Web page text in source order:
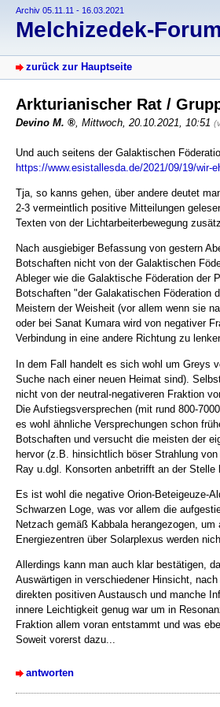
Archiv 05.11.11 - 16.03.2021
Melchizedek-
zurück zur Hauptseite
Arkturianischer Rat /
Devino M. , Mittwoch, 20.10.2021, 10:51
Und auch seitens der Galaktischen
https://www.esistallesda.de/2021/09/19/wir-
Tja, so kanns gehen, über andere deutet
2-3 vermeintlich positive Mitteilungen
Texten von der Lichtarbeiterbewegung
Nach ausgiebiger Befassung von gestern
Botschaften nicht von der Galaktischen
Ableger wie die Galaktische Föderation der
Botschaften "der Galakatischen Föderation
Meistern der Weisheit (vor allem wenn sie
oder bei Sanat Kumara wird von negativer
Verbindung in eine andere Richtung zu
In dem Fall handelt es sich wohl um Greys
Suche nach einer neuen Heimat sind).
nicht von der neutral-negativeren Fraktion
Die Aufstiegsversprechen (mit rund 800-
es wohl ähnliche Versprechungen schon
Botschaften und versucht die meisten der
hervor (z.B. hinsichtlich böser Strahlung
Ray u.dgl. Konsorten anbetrifft an der Stelle
Es ist wohl die negative Orion-Beteigeuze-
Schwarzen Loge, was vor allem die
Netzach gemäß Kabbala herangezogen,
Energiezentren über Solarplexus werden
Allerdings kann man auch klar bestätigen,
Auswärtigen in verschiedener Hinsicht,
direkten positiven Austausch und manche
innere Leichtigkeit genug war um in
Fraktion allem voran entstammt und was
Soweit vorerst dazu...
antworten